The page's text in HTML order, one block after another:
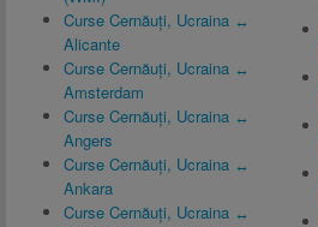
Curse Cernăuți, Ucraina ↔
Alicante
Curse Cernăuți, Ucraina ↔
Amsterdam
Curse Cernăuți, Ucraina ↔
Angers
Curse Cernăuți, Ucraina ↔
Ankara
Curse Cernăuți, Ucraina ↔